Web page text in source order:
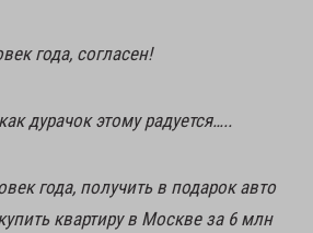
года, согласен!
дурачок этому радуется…..
года, получить в подарок авто
квартиру в Москве за 6 млн